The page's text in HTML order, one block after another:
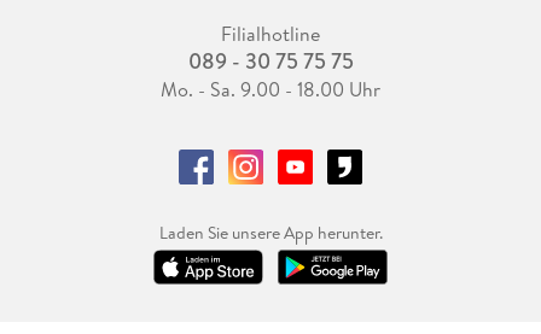
Filialhotline
089 - 30 75 75 75
Mo. - Sa. 9.00 - 18.00 Uhr
Laden Sie unsere App herunter.